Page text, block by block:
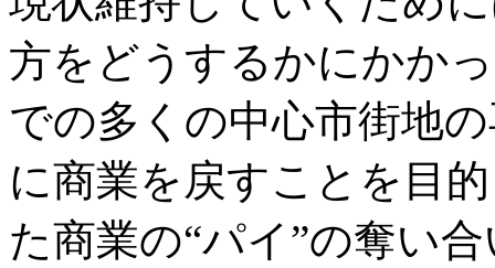
方をどうするかにかか
での多くの中心市街地
に商業を戻すことを目
た商業の“パイ”の奪い